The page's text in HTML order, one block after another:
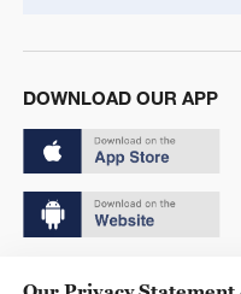
DOWNLOAD OUR APP